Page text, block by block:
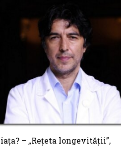
– „Rețeta longevității”,